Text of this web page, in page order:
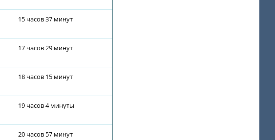
15 часов 37 минут
17 часов 29 минут
18 часов 15 минут
19 часов 4 минуты
20 часов 57 минут